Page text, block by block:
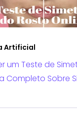
Artificial
um Teste de
Completo Sobre